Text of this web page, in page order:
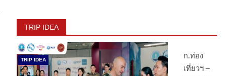
TRIP IDEA
TRIP IDEA
ก.ท่อง
เที่ยวฯ –